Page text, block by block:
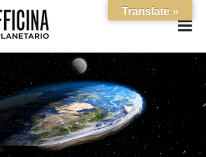
Translate »